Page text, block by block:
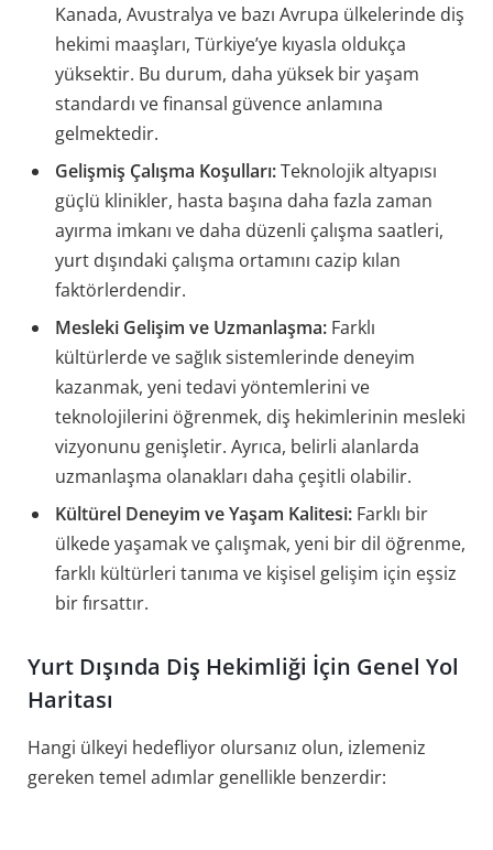
Kanada, Avustralya ve bazı Avrupa ülkelerinde diş
hekimi maaşları, Türkiye’ye kıyasla oldukça
yüksektir. Bu durum, daha yüksek bir yaşam
standardı ve finansal güvence anlamına
gelmektedir.
Gelişmiş Çalışma Koşulları:Teknolojik altyapısı
güçlü klinikler, hasta başına daha fazla zaman
ayırma imkanı ve daha düzenli çalışma saatleri,
yurt dışındaki çalışma ortamını cazip kılan
faktörlerdendir.
Mesleki Gelişim ve Uzmanlaşma: Farklı
kültürlerde ve sağlık sistemlerinde deneyim
kazanmak, yeni tedavi yöntemlerini ve
teknolojilerini öğrenmek, diş hekimlerinin mesleki
vizyonunu genişletir. Ayrıca, belirli alanlarda
uzmanlaşma olanakları daha çeşitli olabilir.
Kültürel Deneyim ve Yaşam Kalitesi: Farklı bir
ülkede yaşamak ve çalışmak, yeni bir dil öğrenme,
farklı kültürleri tanıma ve kişisel gelişim için eşsiz
bir fırsattır.
Yurt Dışında Diş Hekimliği İçin Genel Yol
Haritası
Hangi ülkeyi hedefliyor olursanız olun, izlemeniz
gereken temel adımlar genellikle benzerdir: